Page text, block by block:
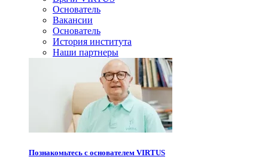
Основатель
Вакансии
Основатель
История института
Наши партнеры
Познакомьтесь с основателем VIRTUS